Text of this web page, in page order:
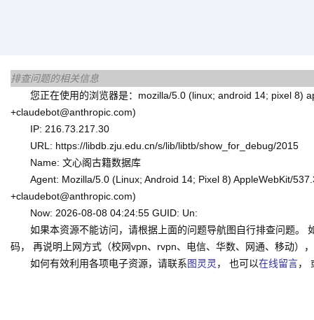
排查问题的相关信息
您正在使用的浏览器是：mozilla/5.0 (linux; android 14; pixel 8)
+claudebot@anthropic.com)
IP: 216.73.217.30
URL: https://libdb.zju.edu.cn/s/lib/libtb/show_for_debug/2015
Name: 文心阁古籍数据库
Agent: Mozilla/5.0 (Linux; Android 14; Pixel 8) AppleWebKit/
+claudebot@anthropic.com)
Now: 2026-08-08 04:24:55 GUID: Un:
如果本资源不能访问，请根据上面的问题导航图自行排查问题。
码， 再说明上网方式（校网vpn、rvpn、电信、华数、网通、移动）
如何有效利用各项电子资源，请联系图灵灵 ， 也可以在线留言，